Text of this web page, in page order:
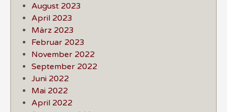
August 2023
April 2023
März 2023
Februar 2023
November 2022
September 2022
Juni 2022
Mai 2022
April 2022